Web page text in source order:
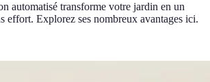
automatisé transforme votre jardin en un
effort. Explorez ses nombreux avantages ici.